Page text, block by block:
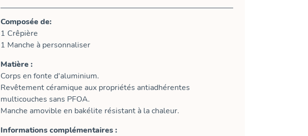
Composée de:
1 Crêpière
1 Manche à personnaliser
Matière :
Corps en fonte d'aluminium.
Revêtement céramique aux propriétés antiadhérentes
multicouches sans PFOA.
Manche amovible en bakélite résistant à la chaleur.
Informations complémentaires :